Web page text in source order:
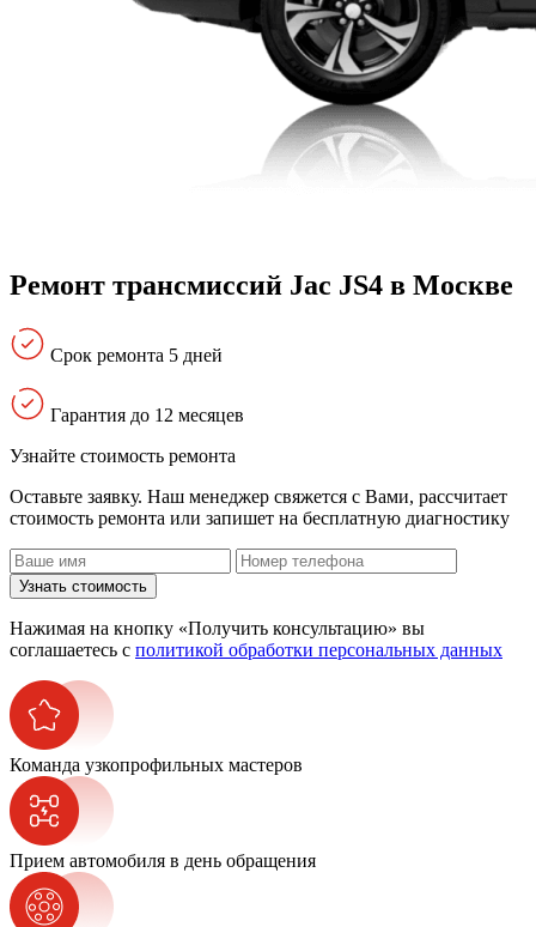
Ремонт трансмиссий Jac JS4 в Москве
Срок ремонта 5 дней
Гарантия до 12 месяцев
Узнайте стоимость ремонта
Оставьте заявку. Наш менеджер свяжется с Вами, расcчитает
стоимость ремонта или запишет на бесплатную диагностику
Узнать стоимость
Нажимая на кнопку «Получить консультацию» вы
соглашаетесь с политикой обработки персональных данных
Команда узкопрофильных мастеров
Прием автомобиля в день обращения